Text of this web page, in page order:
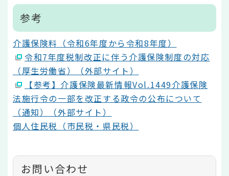
参考
介護保険料（令和6年度から令和8年度）
令和7年度税制改正に伴う介護保険制度の対応
（厚生労働省）（外部サイト）
【参考】介護保険最新情報Vol.1449介護保険
法施行令の一部を改正する政令の公布について
（通知）（外部サイト）
個人住民税（市民税・県民税）
お問い合わせ